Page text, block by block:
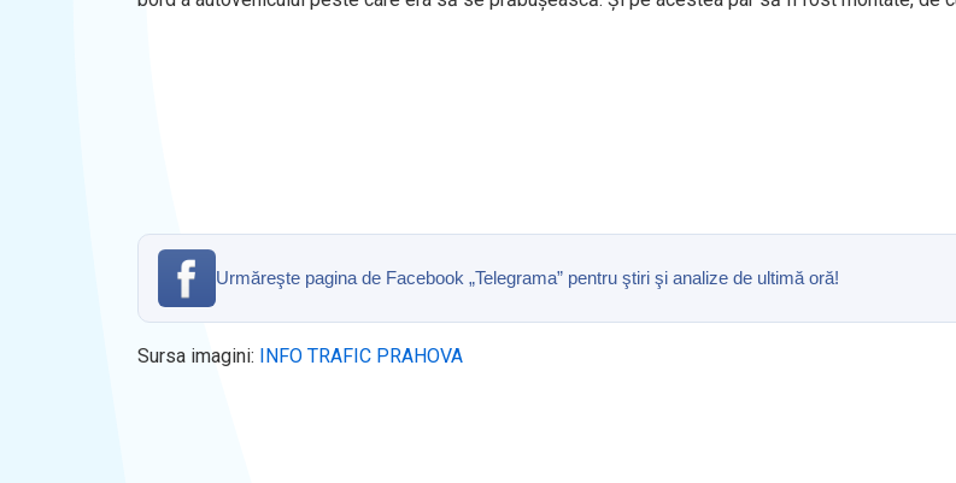
Urmăreşte pagina de Facebook „Telegrama” pentru ştiri şi analize de ultimă oră!
Sursa imagini: INFO TRAFIC PRAHOVA